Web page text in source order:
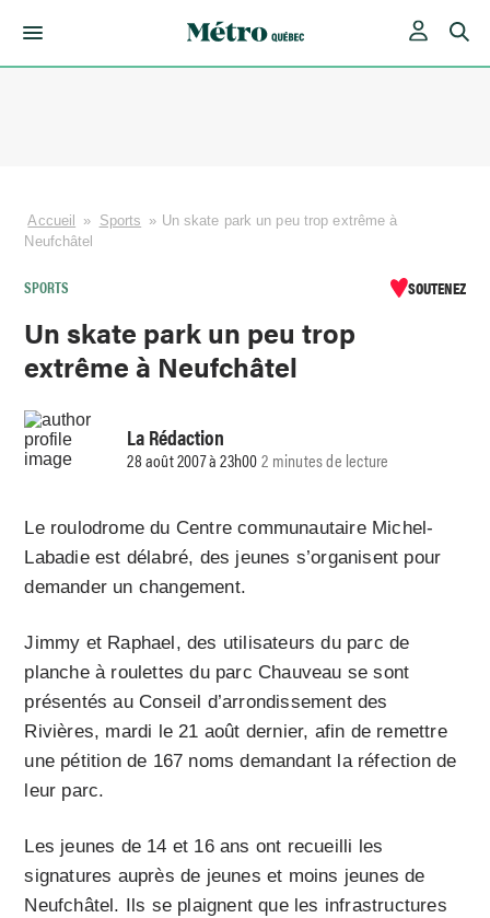
Accueil » Sports » Un skate park un peu trop extrême à
Neufchâtel
SPORTS SOUTENEZ
Un skate park un peu trop
extrême à Neufchâtel
La Rédaction
28 août 2007 à 23h002 minutes de lecture
Le roulodrome du Centre communautaire Michel-
Labadie est délabré, des jeunes s’organisent pour
demander un changement.
Jimmy et Raphael, des utilisateurs du parc de
planche à roulettes du parc Chauveau se sont
présentés au Conseil d’arrondissement des
Rivières, mardi le 21 août dernier, afin de remettre
une pétition de 167 noms demandant la réfection de
leur parc.
Les jeunes de 14 et 16 ans ont recueilli les
signatures auprès de jeunes et moins jeunes de
Neufchâtel. Ils se plaignent que les infrastructures